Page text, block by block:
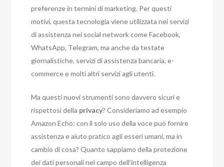
preferenze in termini di marketing. Per questi
motivi, questa tecnologia viene utilizzata nei servizi
di assistenza nei social network come Facebook,
WhatsApp, Telegram, ma anche da testate
giornalistiche, servizi di assistenza bancaria, e-
commerce e molti altri servizi agli utenti.
Ma questi nuovi strumenti sono davvero sicuri e
rispettosi della privacy? Consideriamo ad esempio
Amazon Echo: con il solo uso della voce può fornire
assistenza e aiuto pratico agli esseri umani, ma in
cambio di cosa? Quanto sappiamo della protezione
dei dati personali nel campo dell’intelligenza